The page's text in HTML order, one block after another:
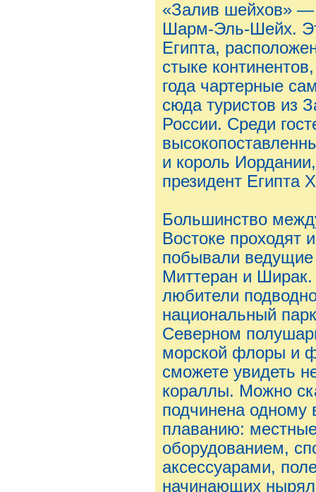
«Залив шейхов» —
Шарм-Эль-Шейх.
Египта,
стыке
года чартерные
сюда туристов из
России. Среди
и король
президент Египта
Большинство
Востоке
побывали
Миттеран и
любители
национальный
Северном
морской флоры и
сможете увидеть
кораллы. Можно
подчинена
плаванию:
оборудованием,
аксессуарами,
начинающих